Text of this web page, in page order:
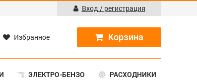
Вход / регистрация
Избранное
ЭЛЕКТРО-БЕНЗО
РАСХОДНИКИ